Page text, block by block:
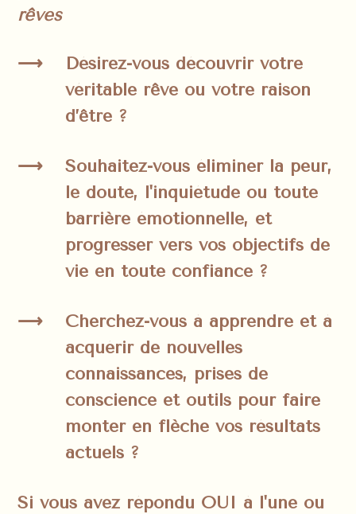
rêves
Désirez-vous découvrir votre
véritable rêve ou votre raison
d’être ?
Souhaitez-vous éliminer la peur,
le doute, l'inquiétude ou toute
barrière émotionnelle, et
progresser vers vos objectifs de
vie en toute confiance ?
Cherchez-vous à apprendre et à
acquérir de nouvelles
connaissances, prises de
conscience et outils pour faire
monter en flèche vos résultats
actuels ?
Si vous avez répondu OUI à l'une ou